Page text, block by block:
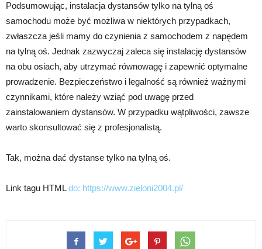
Podsumowując, instalacja dystansów tylko na tylną oś
samochodu może być możliwa w niektórych przypadkach,
zwłaszcza jeśli mamy do czynienia z samochodem z napędem
na tylną oś. Jednak zazwyczaj zaleca się instalację dystansów
na obu osiach, aby utrzymać równowagę i zapewnić optymalne
prowadzenie. Bezpieczeństwo i legalność są również ważnymi
czynnikami, które należy wziąć pod uwagę przed
zainstalowaniem dystansów. W przypadku wątpliwości, zawsze
warto skonsultować się z profesjonalistą.
Tak, można dać dystanse tylko na tylną oś.
Link tagu HTMLdo: https://www.zieloni2004.pl/